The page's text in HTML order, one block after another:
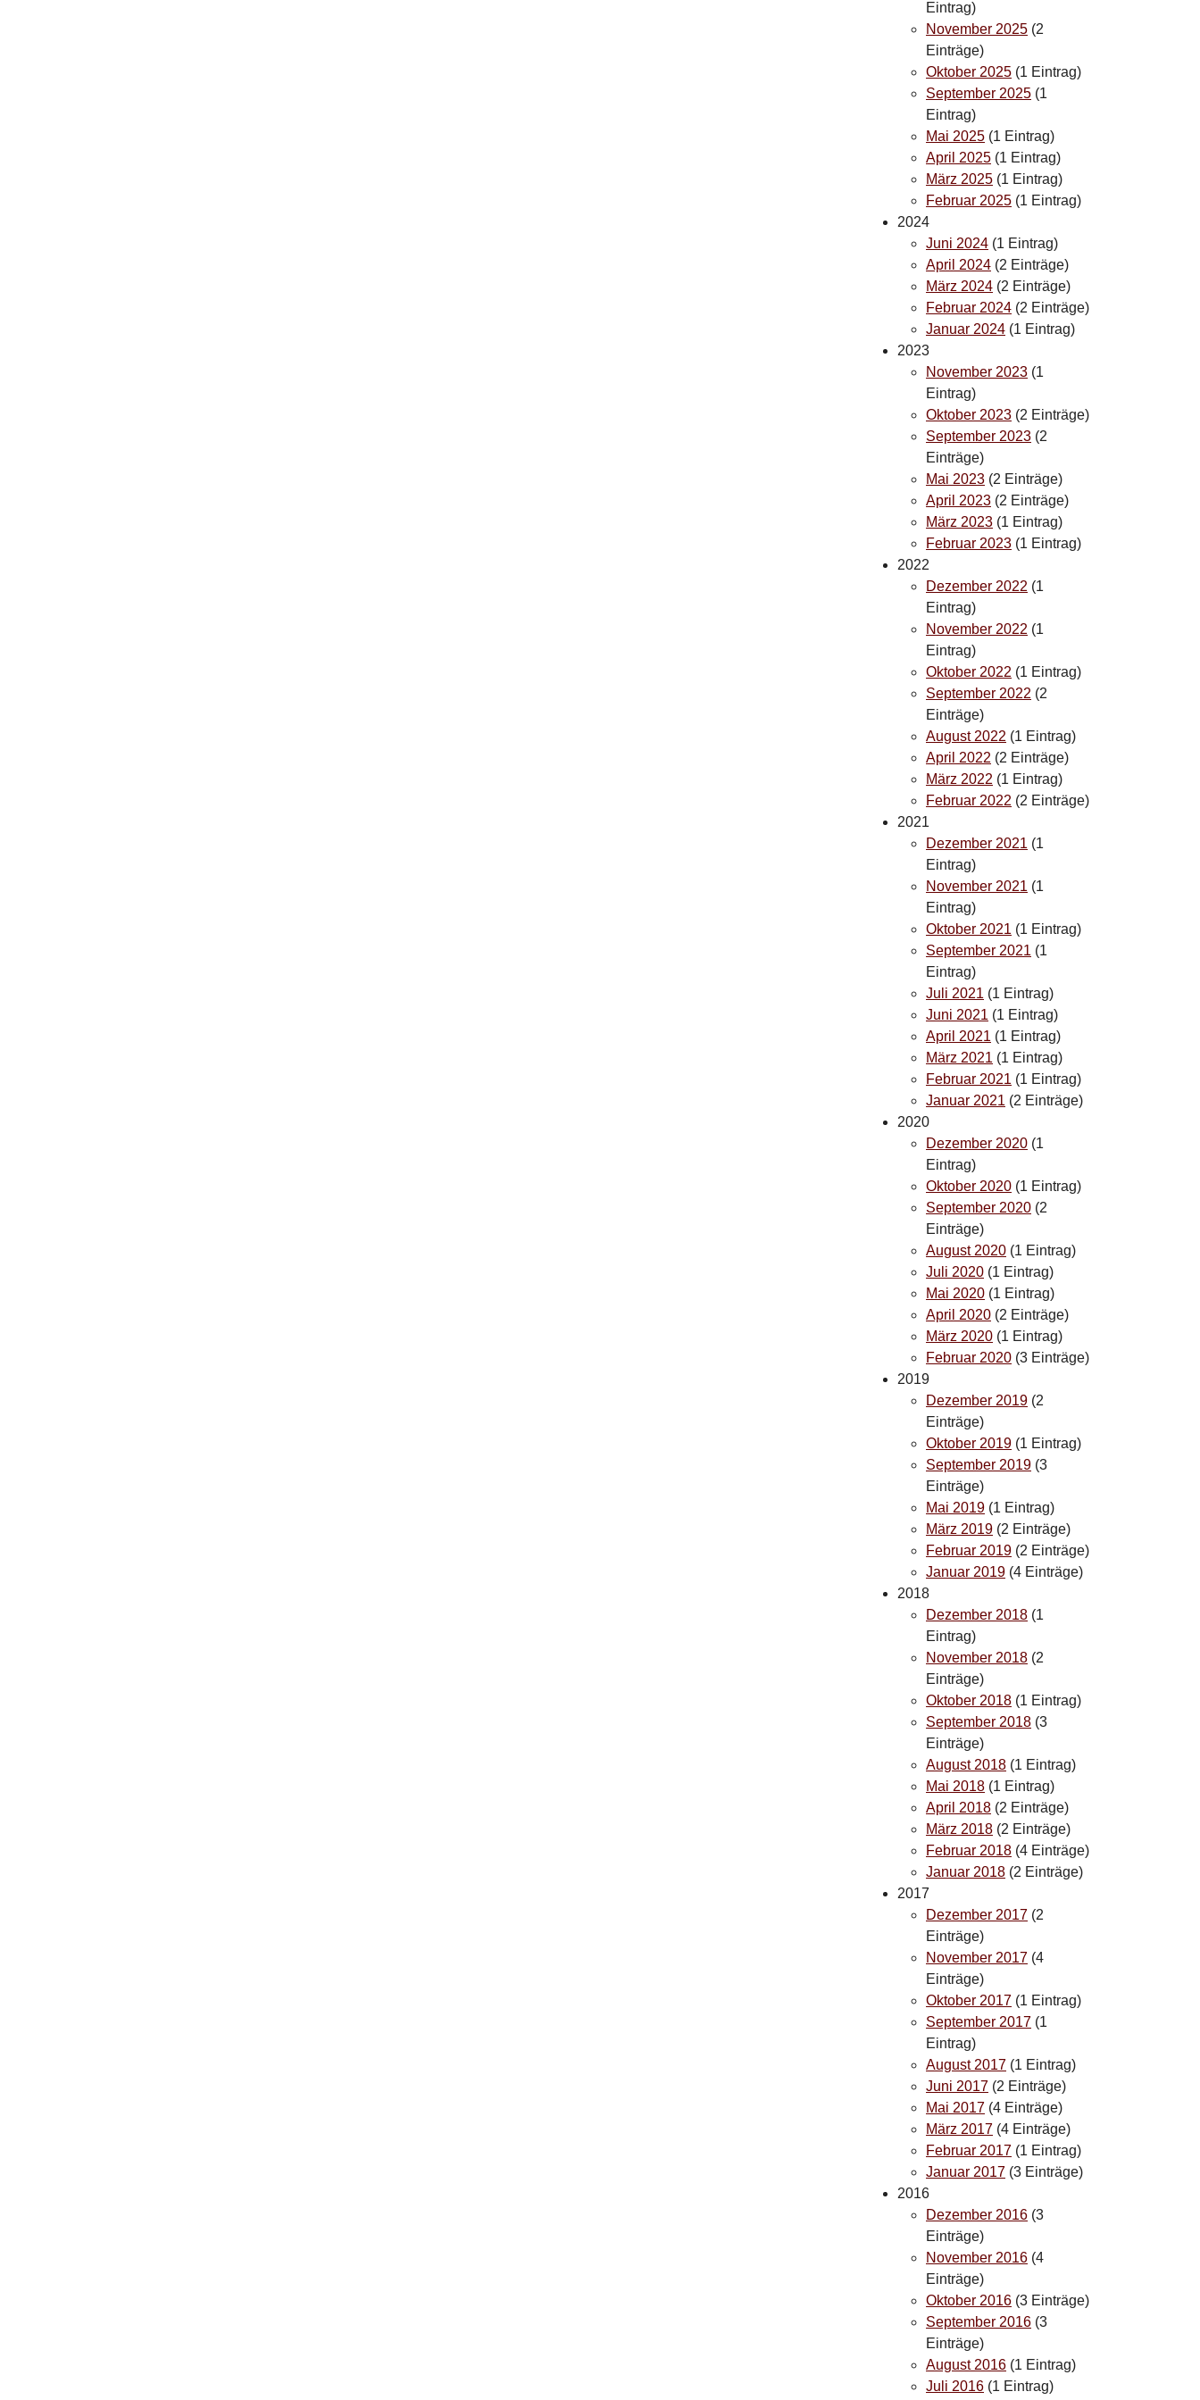
Eintrag)
November 2025 (2
Einträge)
Oktober 2025 (1 Eintrag)
September 2025 (1
Eintrag)
Mai 2025 (1 Eintrag)
April 2025 (1 Eintrag)
März 2025 (1 Eintrag)
Februar 2025 (1 Eintrag)
2024
Juni 2024 (1 Eintrag)
April 2024 (2 Einträge)
März 2024 (2 Einträge)
Februar 2024 (2 Einträge)
Januar 2024 (1 Eintrag)
2023
November 2023 (1
Eintrag)
Oktober 2023 (2 Einträge)
September 2023 (2
Einträge)
Mai 2023 (2 Einträge)
April 2023 (2 Einträge)
März 2023 (1 Eintrag)
Februar 2023 (1 Eintrag)
2022
Dezember 2022 (1
Eintrag)
November 2022 (1
Eintrag)
Oktober 2022 (1 Eintrag)
September 2022 (2
Einträge)
August 2022 (1 Eintrag)
April 2022 (2 Einträge)
März 2022 (1 Eintrag)
Februar 2022 (2 Einträge)
2021
Dezember 2021 (1
Eintrag)
November 2021 (1
Eintrag)
Oktober 2021 (1 Eintrag)
September 2021 (1
Eintrag)
Juli 2021 (1 Eintrag)
Juni 2021 (1 Eintrag)
April 2021 (1 Eintrag)
März 2021 (1 Eintrag)
Februar 2021 (1 Eintrag)
Januar 2021 (2 Einträge)
2020
Dezember 2020 (1
Eintrag)
Oktober 2020 (1 Eintrag)
September 2020 (2
Einträge)
August 2020 (1 Eintrag)
Juli 2020 (1 Eintrag)
Mai 2020 (1 Eintrag)
April 2020 (2 Einträge)
März 2020 (1 Eintrag)
Februar 2020 (3 Einträge)
2019
Dezember 2019 (2
Einträge)
Oktober 2019 (1 Eintrag)
September 2019 (3
Einträge)
Mai 2019 (1 Eintrag)
März 2019 (2 Einträge)
Februar 2019 (2 Einträge)
Januar 2019 (4 Einträge)
2018
Dezember 2018 (1
Eintrag)
November 2018 (2
Einträge)
Oktober 2018 (1 Eintrag)
September 2018 (3
Einträge)
August 2018 (1 Eintrag)
Mai 2018 (1 Eintrag)
April 2018 (2 Einträge)
März 2018 (2 Einträge)
Februar 2018 (4 Einträge)
Januar 2018 (2 Einträge)
2017
Dezember 2017 (2
Einträge)
November 2017 (4
Einträge)
Oktober 2017 (1 Eintrag)
September 2017 (1
Eintrag)
August 2017 (1 Eintrag)
Juni 2017 (2 Einträge)
Mai 2017 (4 Einträge)
März 2017 (4 Einträge)
Februar 2017 (1 Eintrag)
Januar 2017 (3 Einträge)
2016
Dezember 2016 (3
Einträge)
November 2016 (4
Einträge)
Oktober 2016 (3 Einträge)
September 2016 (3
Einträge)
August 2016 (1 Eintrag)
Juli 2016 (1 Eintrag)